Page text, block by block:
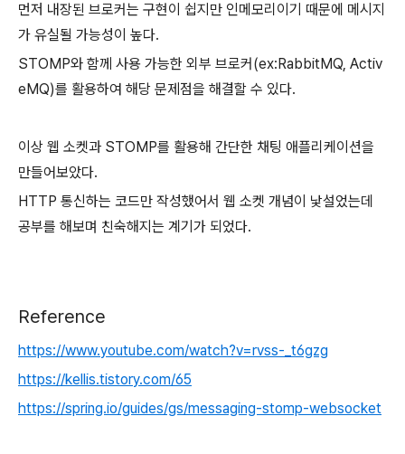
먼저 내장된 브로커는 구현이 쉽지만 인메모리이기 때문에 메시지
가 유실될 가능성이 높다.
STOMP와 함께 사용 가능한 외부 브로커(ex:RabbitMQ, Activ
eMQ)를 활용하여 해당 문제점을 해결할 수 있다.
이상 웹 소켓과 STOMP를 활용해 간단한 채팅 애플리케이션을
만들어보았다.
HTTP 통신하는 코드만 작성했어서 웹 소켓 개념이 낯설었는데
공부를 해보며 친숙해지는 계기가 되었다.
Reference
https://www.youtube.com/watch?v=rvss-_t6gzg
https://kellis.tistory.com/65
https://spring.io/guides/gs/messaging-stomp-websocket